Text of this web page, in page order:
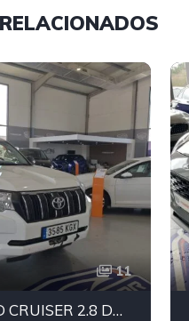
11
TOYOTA LAND CRUISER 2.8 D4D VX